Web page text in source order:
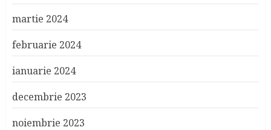
martie 2024
februarie 2024
ianuarie 2024
decembrie 2023
noiembrie 2023